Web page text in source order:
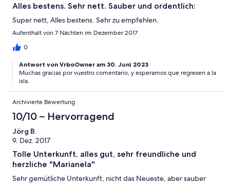
Alles bestens. Sehr nett. Sauber und ordentlich:
Super nett, Alles bestens. Sehr zu empfehlen.
Aufenthalt von 7 Nächten im Dezember 2017
0
Antwort von VrboOwner am 30. Juni 2023
Muchas gracias por vuestro comentario, y esperamos que regresen a la
isla.
Archivierte Bewertung
10/10 – Hervorragend
Jörg B.
9. Dez. 2017
Tolle Unterkunft, alles gut, sehr freundliche und
herzliche "Marianela"
Sehr gemütliche Unterkunft, nicht das Neueste, aber sauber